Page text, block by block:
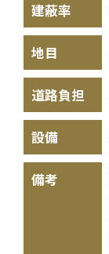
建蔽率
地目
道路負担
設備
備考